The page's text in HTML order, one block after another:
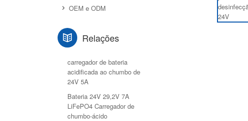
OEM e ODM
Relações
carregador de bateria
acidificada ao chumbo de
24V 5A
Bateria 24V 29,2V 7A
LiFePO4 Carregador de
chumbo-ácido